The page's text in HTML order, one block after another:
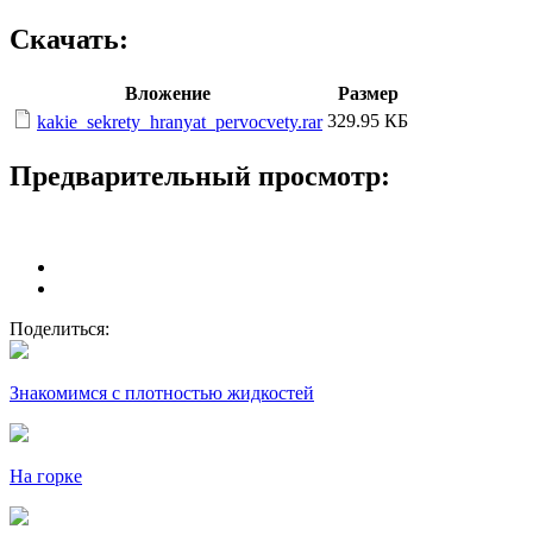
Скачать:
Вложение
Размер
kakie_sekrety_hranyat_pervocvety.rar 329.95 КБ
Предварительный просмотр:
Поделиться:
Знакомимся с плотностью жидкостей
На горке